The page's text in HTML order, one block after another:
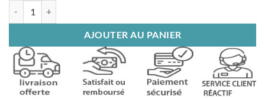
AJOUTER AU PANIER